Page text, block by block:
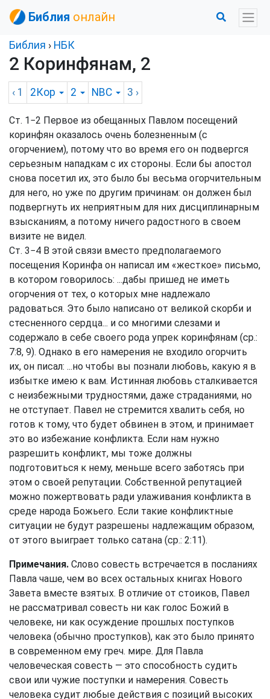
Библия онлайн
Библия › НБК
2 Коринфянам, 2
‹ 1 2Кор 2 NBC 3 ›
Ст. 1−2 Первое из обещанных Павлом посещений
коринфян оказалось очень болезненным (с
огорчением), потому что во время его он подвергся
серьезным нападкам с их стороны. Если бы апостол
снова посетил их, это было бы весьма огорчительным
для него, но уже по другим причинам: он должен был
подвергнуть их неприятным для них дисциплинарным
взысканиям, а потому ничего радостного в своем
визите не видел.
Ст. 3−4 В этой связи вместо предполагаемого
посещения Коринфа он написал им «жесткое» письмо,
в котором говорилось: ...дабы пришед не иметь
огорчения от тех, о которых мне надлежало
радоваться. Это было написано от великой скорби и
стесненного сердца... и со многими слезами и
содержало в себе своего рода упрек коринфянам (ср.:
7:8, 9). Однако в его намерения не входило огорчить
их, он писал: ...но чтобы вы познали любовь, какую я в
избытке имею к вам. Истинная любовь сталкивается
с неизбежными трудностями, даже страданиями, но
не отступает. Павел не стремится хвалить себя, но
готов к тому, что будет обвинен в этом, и принимает
это во избежание конфликта. Если нам нужно
разрешить конфликт, мы тоже должны
подготовиться к нему, меньше всего заботясь при
этом о своей репутации. Собственной репутацией
можно пожертвовать ради улаживания конфликта в
среде народа Божьего. Если такие конфликтные
ситуации не будут разрешены надлежащим образом,
от этого выиграет только сатана (ср.: 2:11).
Примечания. Слово совесть встречается в посланиях
Павла чаше, чем во всех остальных книгах Нового
Завета вместе взятых. В отличие от стоиков, Павел
не рассматривал совесть ни как голос Божий в
человеке, ни как осуждение прошлых поступков
человека (обычно проступков), как это было принято
в современном ему греч. мире. Для Павла
человеческая совесть — это способность судить
свои или чужие поступки и намерения. Совесть
человека судит любые действия с позиций высоких